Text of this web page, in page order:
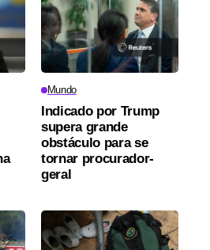
Mundo
Indicado por Trump
supera grande
obstáculo para se
tornar procurador-
geral